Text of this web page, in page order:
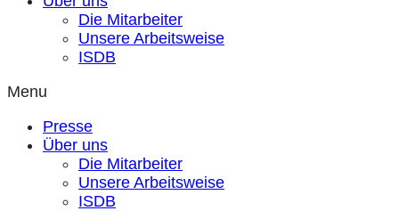
Die Mitarbeiter
Unsere Arbeitsweise
ISDB
Menu
Presse
Über uns
Die Mitarbeiter
Unsere Arbeitsweise
ISDB